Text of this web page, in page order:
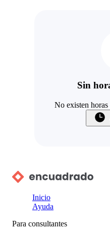
Sin
No existen
Inicio
Ayuda
Para consultantes